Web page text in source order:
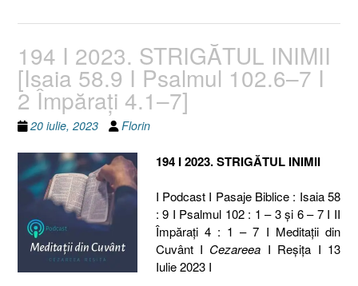
194 I 2023. STRIGĂTUL INIMII
[Isaia 58.9 I Psalmul 102.6–7 I
2 Împăraţi 4.1–7]
20 iulie, 2023 Florin
194 I 2023. STRIGĂTUL INIMII
I Podcast I Pasaje Biblice : Isaia 58
: 9 I Psalmul 102 : 1 – 3 și 6 – 7 I II
Împăraţi 4 : 1 – 7 I Meditaţii din
Cuvânt I Cezareea I Reşiţa I 13
Iulie 2023 I